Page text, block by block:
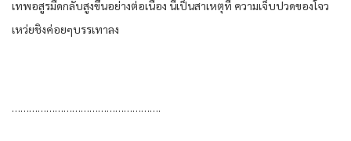
เทพอสูรมืดกลับสูงขึ้นอย่างต่อเนื่อง นี่เป็นสาเหตุที่ ความเจ็บปวดของโจว
เหว่ยชิงค่อยๆบรรเทาลง
…………………………………………….